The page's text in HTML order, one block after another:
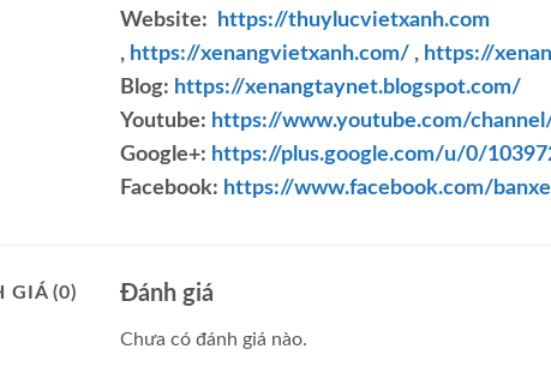
Website:
https://thuylucvietxanh.com
, https://xenangvietxanh.com/, https://
Blog: https://xenangtaynet.blogspot.com/
Youtube: https://www.youtube.com/
Google+: https://plus.google.com/u/0/
Facebook: https://www.facebook.com/
GIÁ (0) Đánh giá
Chưa có đánh giá nào.